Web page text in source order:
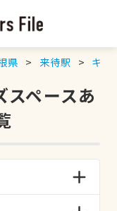
県 来待駅 キッ
ペースあ